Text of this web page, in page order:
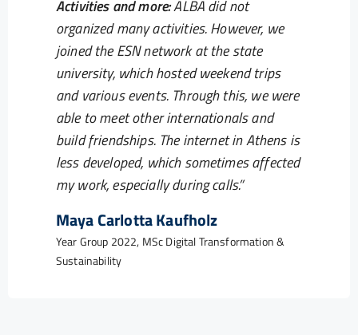
Activities and more:ALBA did not
organized many activities. However, we
joined the ESN network at the state
university, which hosted weekend trips
and various events. Through this, we were
able to meet other internationals and
build friendships. The internet in Athens is
less developed, which sometimes affected
my work, especially during calls.
Maya Carlotta Kaufholz
Year Group 2022, MSc Digital Transformation &
Sustainability